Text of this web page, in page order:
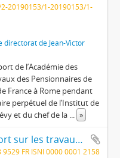
20190153/1-20190153/1-
directorat de Jean-Victor
de l’Académie des
des Pensionnaires de
France à Rome pendant
perpétuel de l’Institut de
et du chef de la ... »
« Extrait du rapport sur les travaux des Pensionnaires de l’Académie impériale de France à Rome pendant l’année 1857 »
9529 FR ISNI 0000 0001 2158